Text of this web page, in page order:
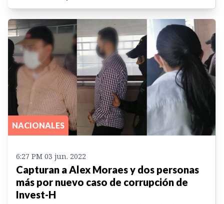
NACIONALES
6:27 PM 03 jun. 2022
Capturan a Alex Moraes y dos personas
más por nuevo caso de corrupción de
Invest-H